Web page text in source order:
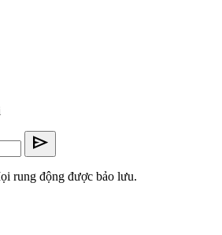
send
rung động được bảo lưu.